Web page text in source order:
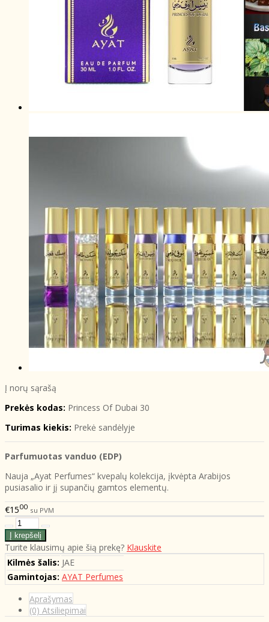
Į norų sąrašą
Prekės kodas: Princess Of Dubai 30
Turimas kiekis: Prekė sandėlyje
Parfumuotas vanduo (EDP)
Nauja „Ayat Perfumes“ kvepalų kolekcija, įkvėpta Arabijos
pusiasalio ir jį supančių gamtos elementų.
€1500 su PVM
Turite klausimų apie šią prekę? Klauskite
Kilmės šalis: JAE
Gamintojas: AYAT Perfumes
Aprašymas
(0) Atsiliepimai